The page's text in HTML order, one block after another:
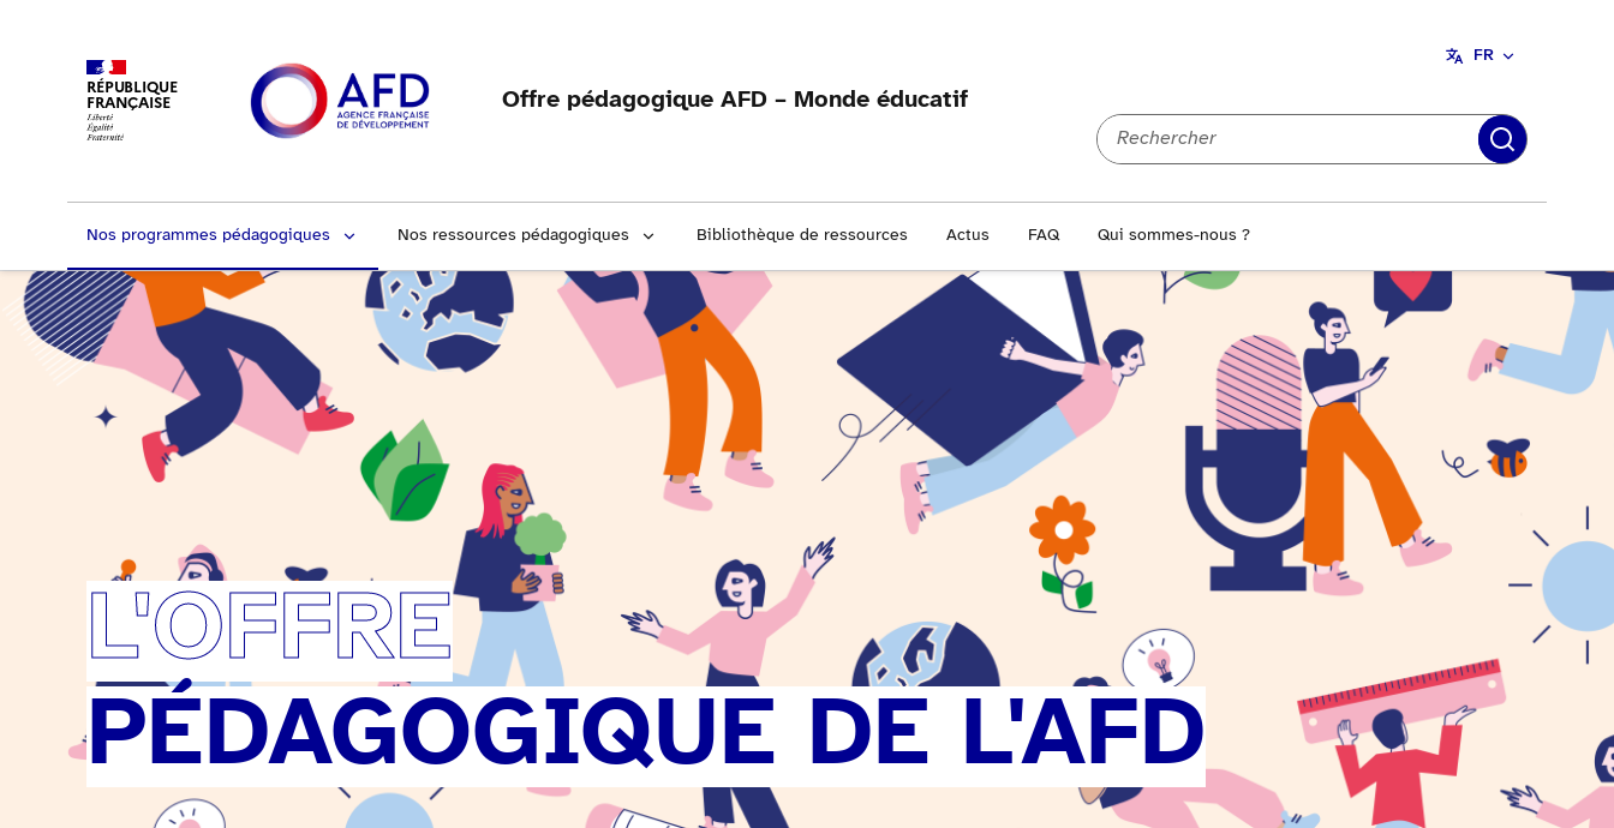
RÉPUBLIQUE
FRANÇAISE Offre pédagogique AFD – Monde éducatif
FR
Nos programmes pédagogiques Nos ressources pédagogiques Bibliothèque de ressources Actus FAQ Qui sommes-nous ?
L'OFFRE
PÉDAGOGIQUE DE L'AFD